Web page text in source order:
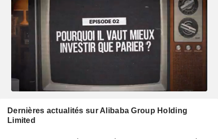
Dernières actualités sur Alibaba Group Holding
Limited